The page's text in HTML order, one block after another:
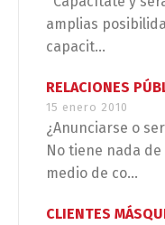
amplias
capacit...
RELACIONES
15 enero 2010
¿Anunciarse o
No tiene nada
medio de co...
CLIENTES